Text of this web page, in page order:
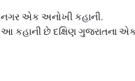
નગર એક અનોખી કહાની.
આ કહાની છે દક્ષિણ ગુજરાતના